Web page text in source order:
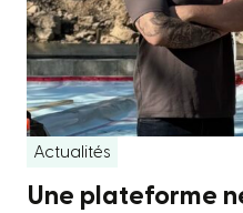
Actualités
Une plateforme